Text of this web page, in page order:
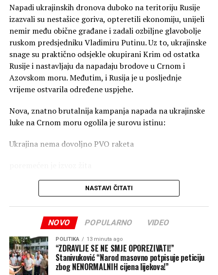
Napadi ukrajinskih dronova duboko na teritoriju Rusije
izazvali su nestašice goriva, opteretili ekonomiju, unijeli
nemir među obične građane i zadali ozbiljne glavobolje
ruskom predsjedniku Vladimiru Putinu. Uz to, ukrajinske
snage su praktično odsjekle okupirani Krim od ostatka
Rusije i nastavljaju da napadaju brodove u Crnom i
Azovskom moru. Međutim, i Rusija je u posljednje
vrijeme ostvarila određene uspjehe.
Nova, znatno brutalnija kampanja napada na ukrajinske
luke na Crnom moru ogolila je surovu istinu:
Ukrajina nema dovoljno PVO raketa
skresani su prihodi države
zaustavljene isporuke oružja ukrajinskoj vojsci
Poljoprivreda čini čak 60 odsto ukupnog robnog izvoza
Ukrajine, pa ovi ruski napadi stižu u najgorem mogućem
trenutku – baš kada se poljoprivrednici spremaju za
žetvu. Ako ova blokada potraje, Rusija bi mogla da
NASTAVI ČITATI
NOVO POPULARNO VIDEO
POLITIKA 13 minuta ago
“ZDRAVLJE SE NE SMJE OPOREZIVATI!”
Stanivuković “Narod masovno potpisuje peticiju
zbog NENORMALNIH cijena lijekova!”